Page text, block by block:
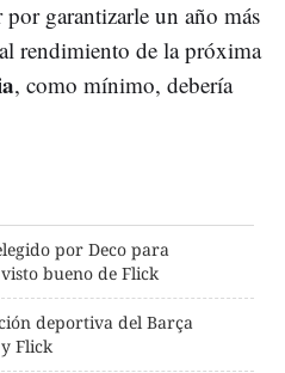
garantizarle un año más
rendimiento de la próxima
, como mínimo, debería
por Deco para
bueno de Flick
deportiva del Barça
Flick